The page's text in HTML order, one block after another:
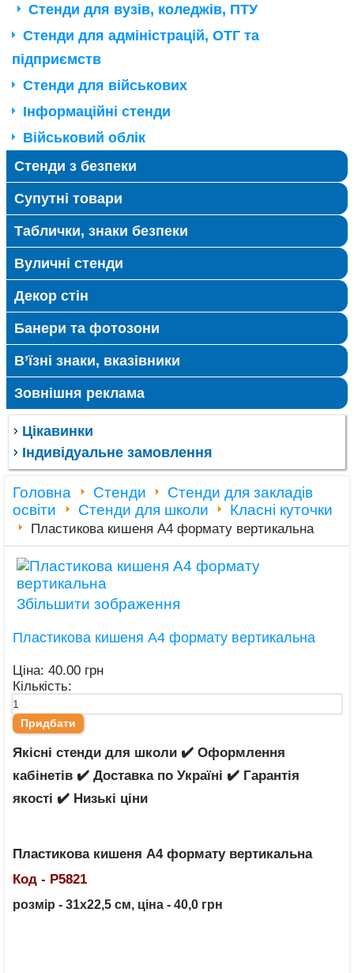
Стенди для вузів, коледжів, ПТУ
Стенди для адміністрацій, ОТГ та
підприємств
Стенди для військових
Інформаційні стенди
Військовий облік
Стенди з безпеки
Супутні товари
Таблички, знаки безпеки
Вуличні стенди
Декор стін
Банери та фотозони
В’їзні знаки, вказівники
Зовнішня реклама
Цікавинки
Індивідуальне замовлення
Головна Стенди
Стенди для закладів
освіти
Стенди для школи Класні куточки
Пластикова кишеня А4 формату вертикальна
Збільшити зображення
Пластикова кишеня А4 формату вертикальна
Ціна:40.00 грн
Кількість:
Якісні стенди для школи ✔️ Оформлення
кабінетів ✔️ Доставка по Україні ✔️ Гарантія
якості ✔️ Низькі ціни
Пластикова кишеня А4 формату вертикальна
Код - Р5821
розмір - 31х22,5 см, ціна - 40,0 грн